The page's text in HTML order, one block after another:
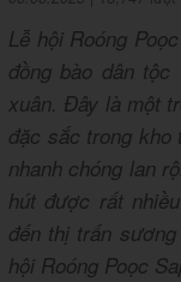
Lễ hội Roóng
đồng bào dân
xuân. Đây là một
đặc sắc trong kho
nhanh chóng lan
hút được rất
đến thị trấn
hội Roóng Poọc